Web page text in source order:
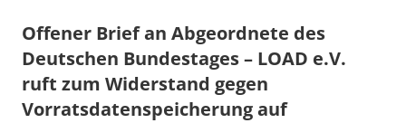
Offener Brief an Abgeordnete des
Deutschen Bundestages – LOAD e.V.
ruft zum Widerstand gegen
Vorratsdatenspeicherung auf